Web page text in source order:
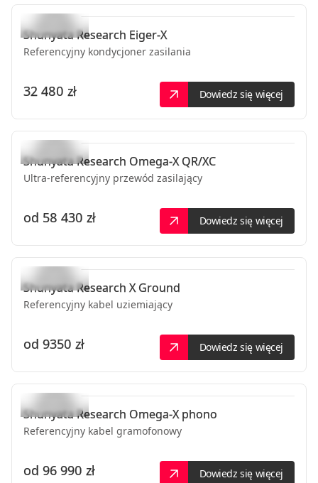
Shunyata Research Eiger-X
Referencyjny kondycjoner zasilania
32 480 zł Dowiedz się więcej
Shunyata Research Omega-X QR/XC
Ultra-referencyjny przewód zasilający
od 58 430 zł Dowiedz się więcej
Shunyata Research X Ground
Referencyjny kabel uziemiający
od 9350 zł Dowiedz się więcej
Shunyata Research Omega-X phono
Referencyjny kabel gramofonowy
od 96 990 zł Dowiedz się więcej